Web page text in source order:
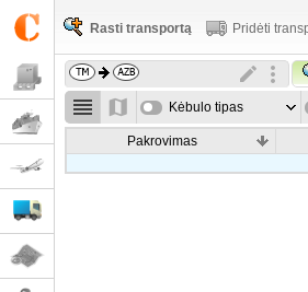
Rasti transportą Pridėti
Kėbulo tipas
Pakrovimas